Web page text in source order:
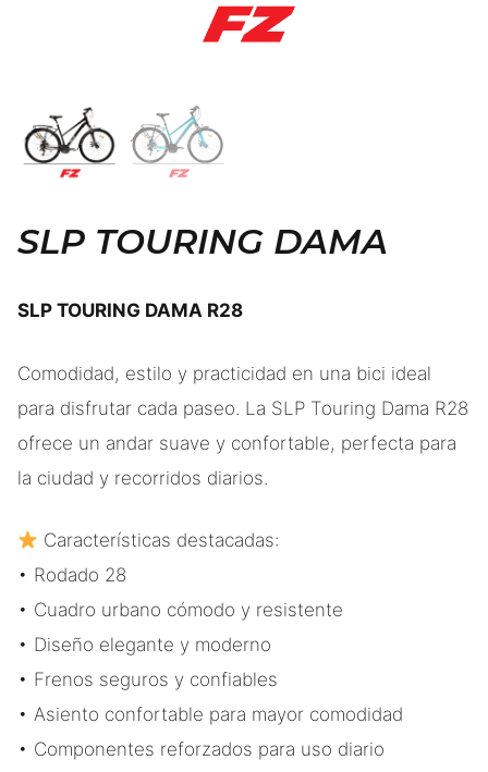
SLP TOURING DAMA
SLP TOURING DAMA R28
Comodidad, estilo y practicidad en una bici ideal
para disfrutar cada paseo. La SLP Touring Dama R28
ofrece un andar suave y confortable, perfecta para
la ciudad y recorridos diarios.
Características destacadas:
• Rodado 28
• Cuadro urbano cómodo y resistente
• Diseño elegante y moderno
• Frenos seguros y confiables
• Asiento confortable para mayor comodidad
• Componentes reforzados para uso diario